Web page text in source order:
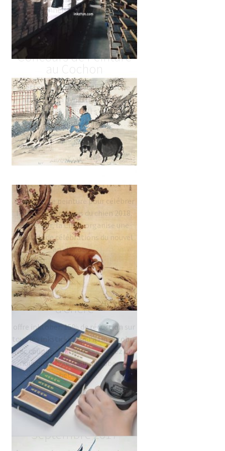
Questions fréquentes
traditionnels sont fabriqués…
INKSTON 2019
Concours de Peinture
au Cochon
(Cette peinture de cochon est de
l'artiste de la dynastie Qing 任薰
Ren Xun, 1835 - 1893. Il s'agit d'une
collection du musée du palais…
Concours de peinture
de l’année du chien
Concours de peinture pour célébrer
le nouvel an chinois du chien 2018.
En février, la Chine organise une
semaine de célébrations du nouvel
an chinois…
#inktober offres
d’encre
offre inktober: 15% de réduction sur
tous les inksticks jusqu'à fin octobre
avec coupon 'inktober' - essayez une
nouvelle encre pour inktober ou
achetez un…
Offres Inkston
Septembre 2017